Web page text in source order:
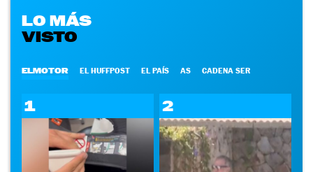
LO MÁS
VISTO
ELMOTOR EL HUFFPOST EL PAÍS AS CADENA SER
1 2